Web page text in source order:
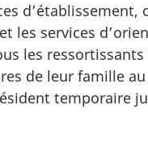
d’établissement,
les services
les
de leur famille
temporaire